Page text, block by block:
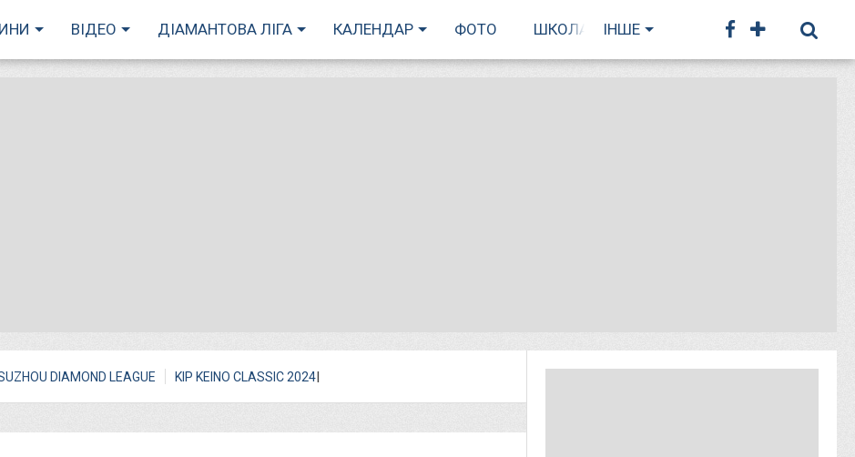
ВІДЕО ДІАМАНТОВА ЛІГА КАЛЕНДАР ФОТО ШКОЛА БІГУ
ІНШЕ
DIAMOND LEAGUE I
KIP KEINO CLASSIC 2024